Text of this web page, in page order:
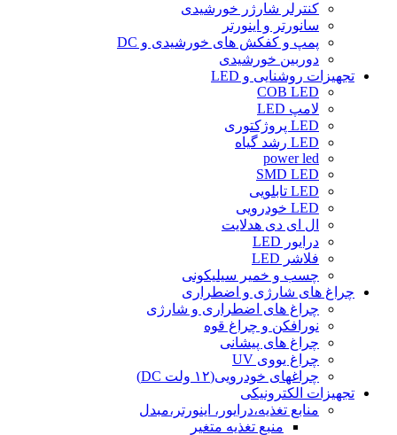
کنترلر شارژر خورشیدی
سانورتر و اینورتر
پمپ و کفکش های خورشیدی و DC
دوربین خورشیدی
تجهیزات روشنایی و LED
COB LED
لامپ LED
LED پروژکتوری
LED رشد گیاه
power led
SMD LED
LED تابلویی
LED خودرویی
ال ای دی هدلایت
درایور LED
فلاشر LED
چسب و خمیر سیلیکونی
چراغ های شارژی و اضطراری
چراغ های اضطراری و شارژی
نورافکن و چراغ قوه
چراغ های پیشانی
چراغ یووی UV
چراغهای خودرویی(۱۲ ولت DC)
تجهیزات الکترونیکی
منابع تغذیه،درایور، اینورتر،مبدل
منبع تغذیه متغیر